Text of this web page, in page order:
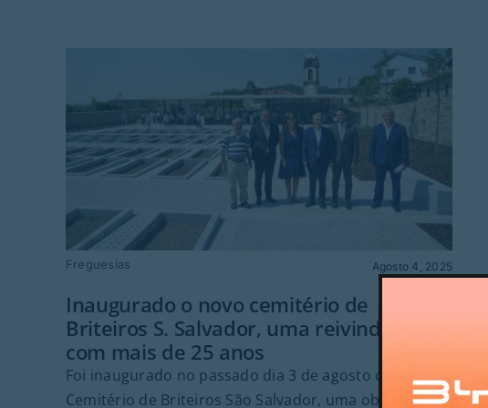
Freguesias Agosto 4, 2025
Inaugurado o novo cemitério de
Briteiros S. Salvador, uma reivindicação
com mais de 25 anos
Foi inaugurado no passado dia 3 de agosto o novo
Cemitério de Briteiros São Salvador, uma obra há